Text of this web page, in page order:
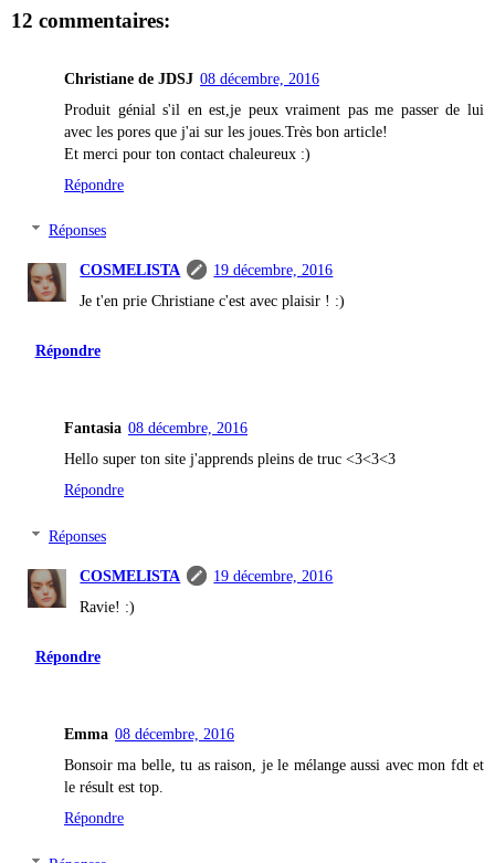
12 commentaires:
Christiane de JDSJ 08 décembre, 2016
Produit génial s'il en est,je peux vraiment pas me passer de lui
avec les pores que j'ai sur les joues.Très bon article!
Et merci pour ton contact chaleureux :)
Répondre
Réponses
COSMELISTA
19 décembre, 2016
Je t'en prie Christiane c'est avec plaisir ! :)
Répondre
Fantasia 08 décembre, 2016
Hello super ton site j'apprends pleins de truc <3<3<3
Répondre
Réponses
COSMELISTA
19 décembre, 2016
Ravie! :)
Répondre
Emma 08 décembre, 2016
Bonsoir ma belle, tu as raison, je le mélange aussi avec mon fdt et
le résult est top.
Répondre